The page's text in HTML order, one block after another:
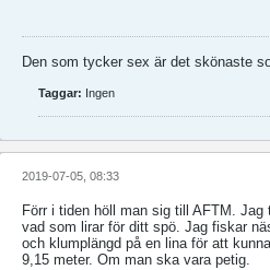
Den som tycker sex är det skönaste
Taggar: Ingen
2019-07-05, 08:33
Förr i tiden höll man sig till AFTM.
vad som lirar för ditt spö. Jag fiskar
och klumplängd på en lina för att
9,15 meter. Om man ska vara petig.